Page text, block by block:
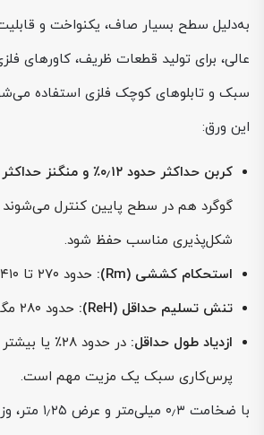
به‌دلیل سطح بسیار صاف، یکنواخت و
عالی، برای تولید قطعات ظریف، کاورهای
سبک و تابلوهای کوچک فلزی استفاده
این ورق:
کربن حداکثر حدود ۰٫۱۲٪ و منگنز حداکثر ۰٫۶٪ است؛
گوگرد هم در سطح پایین کنترل
شکل‌پذیری مناسب حفظ شود.
استحکام کششی (Rm):
حدود ۲۷۰ تا ۴۱۰ مگاپاسکال
تنش تسلیم حداقل (ReH):
حدود ۲۸۰ مگاپاسکال
ازدیاد طول حداقل:
در حدود ۲۸٪
پرس‌کاری سبک یک مزیت مهم است.
با ضخامت ۰٫۳